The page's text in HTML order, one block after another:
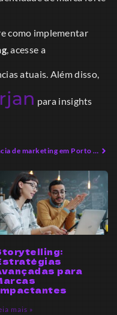
como implementar
, acesse a
atuais. Além disso,
para insights
Agência de marketing em Porto Belo: Conquiste o Mercado Local
para
mais »